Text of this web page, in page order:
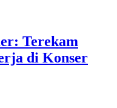
Terekam
di Konser